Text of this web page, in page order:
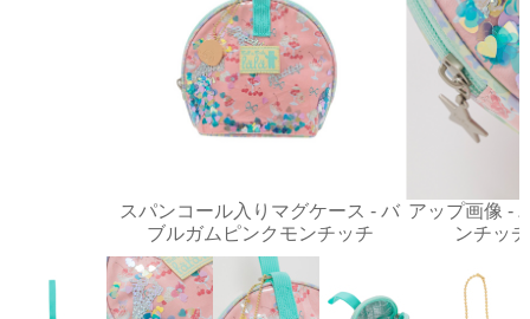
スパンコール入りマグケース - バ
ブルガムピンクモンチッチ
アップ画像 -
ンチッ